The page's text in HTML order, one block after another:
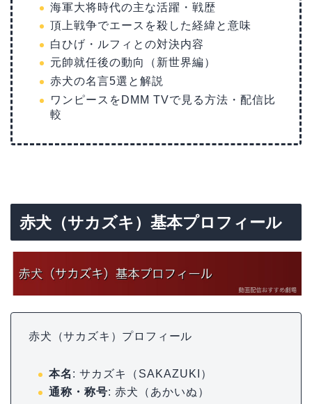
海軍大将時代の主な活躍・戦歴
頂上戦争でエースを殺した経緯と意味
白ひげ・ルフィとの対決内容
元帥就任後の動向（新世界編）
赤犬の名言5選と解説
ワンピースをDMM TVで見る方法・配信比
較
赤犬（サカズキ）基本プロフィール
赤犬（サカズキ）プロフィール
本名 : サカズキ（SAKAZUKI）
通称・称号: 赤犬（あかいぬ）